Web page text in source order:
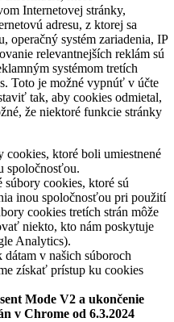
Internetovej stránky,
adresu, z ktorej sa
operačný systém zariadenia, IP
relevantnejších reklám sú
systémom tretích
Toto je možné vypnúť v účte
tak, aby cookies odmietal,
že niektoré funkcie stránky
cookies, ktoré boli umiestnené
spoločnosťou.
súbory cookies, ktoré sú
inou spoločnosťou pri použití
cookies tretích strán môže
niekto, kto nám poskytuje
Analytics).
v našich súboroch
získať prístup ku cookies
Mode V2 a ukončenie
v Chrome od 6.3.2024